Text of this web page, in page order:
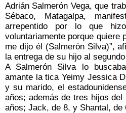
Adrián Salmerón Vega, que
Sébaco, Matagalpa,
arrepentido por lo que
voluntariamente porque quiere
me dijo él (Salmerón Silva)”,
la entrega de su hijo al
A Salmerón Silva lo
amante la tica Yeimy Jessica
y su marido, el
años; además de tres hijos
años; Jack, de 8, y Shantal, de